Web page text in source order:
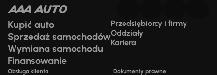
Kupić auto
Sprzedaż samochodów
Wymiana samochodu
Finansowanie
Przedsiębiorcy i firmy
Oddziały
Kariera
Obsługa klienta Dokumenty prawne